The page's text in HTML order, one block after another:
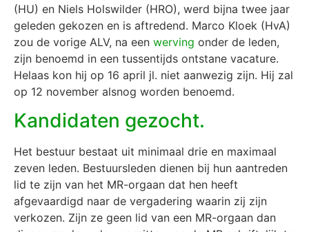
(HU) en Niels Holswilder (HRO), werd bijna twee jaar
geleden gekozen en is aftredend. Marco Kloek (HvA)
zou de vorige ALV, na een werving onder de leden,
zijn benoemd in een tussentijds ontstane vacature.
Helaas kon hij op 16 april jl. niet aanwezig zijn. Hij zal
op 12 november alsnog worden benoemd.
Kandidaten gezocht.
Het bestuur bestaat uit minimaal drie en maximaal
zeven leden. Bestuursleden dienen bij hun aantreden
lid te zijn van het MR-orgaan dat hen heeft
afgevaardigd naar de vergadering waarin zij zijn
verkozen. Zijn ze geen lid van een MR-orgaan dan